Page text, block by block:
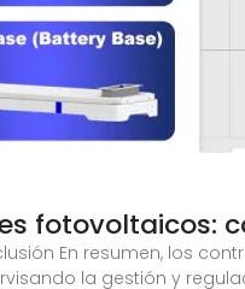
fotovoltaicos:
En resumen, los
la gestión y